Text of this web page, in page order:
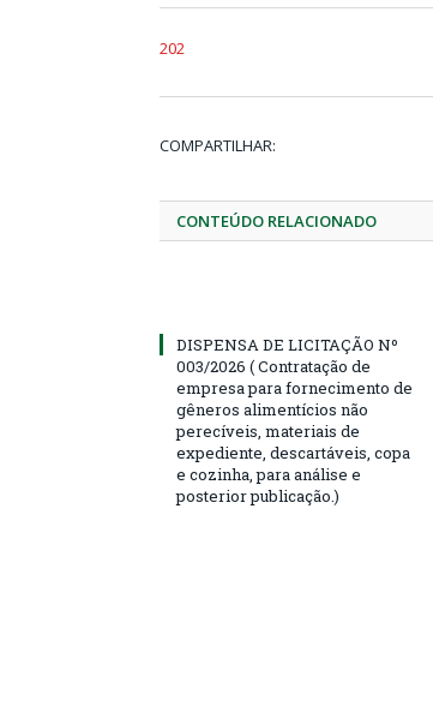
202
COMPARTILHAR:
CONTEÚDO RELACIONADO
DISPENSA DE LICITAÇÃO Nº
003/2026 ( Contratação de
empresa para fornecimento de
gêneros alimentícios não
perecíveis, materiais de
expediente, descartáveis, copa
e cozinha, para análise e
posterior publicação.)